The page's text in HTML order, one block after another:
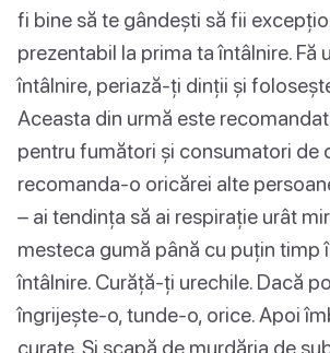
fi bine să te gândești să fii
prezentabil la prima ta întâlnire. Fă
întâlnire, periază-ți dinții și
Aceasta din urmă este
pentru fumători și consumatori de
recomanda-o oricărei alte
– ai tendința să ai respirație urât
mesteca gumă până cu puțin timp
întâlnire. Curăță-ți urechile. Dacă
îngrijește-o, tunde-o, orice. Apoi
curate. Și scapă de murdăria de